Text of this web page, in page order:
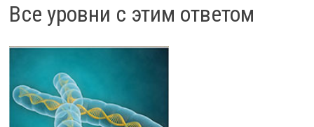
Все уровни с этим ответом